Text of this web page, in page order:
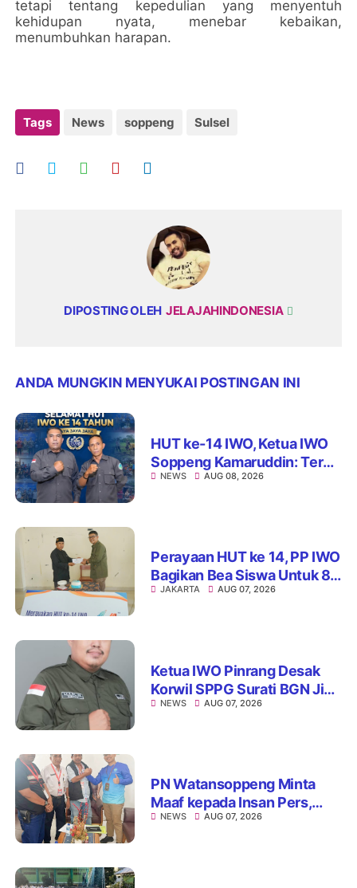
tetapi tentang kepedulian yang menyentuh
kehidupan nyata, menebar kebaikan,
menumbuhkan harapan.
Tags News soppeng Sulsel
DIPOSTING OLEH JELAJAHINDONESIA
ANDA MUNGKIN MENYUKAI POSTINGAN INI
HUT ke-14 IWO, Ketua IWO
Soppeng Kamaruddin: Terus
Jaga Integritas dan Nama
NEWS AUG 08, 2026
Perayaan HUT ke 14, PP IWO
Bagikan Bea Siswa Untuk 8
Siswa SD Muhammadiyah
JAKARTA AUG 07, 2026
Ketua IWO Pinrang Desak
Korwil SPPG Surati BGN Jika
Ditemukan Dapur MBG Tak
NEWS AUG 07, 2026
PN Watansoppeng Minta
Maaf kepada Insan Pers,
Tegaskan Komitmen
NEWS AUG 07, 2026